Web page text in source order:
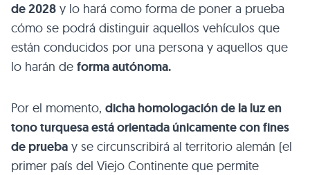
de 2028 y lo hará como forma de poner a prueba
cómo se podrá distinguir aquellos vehículos que
están conducidos por una persona y aquellos que
lo harán de forma autónoma.
Por el momento, dicha homologación de la luz en
tono turquesa está orientada únicamente con fines
de prueba y se circunscribirá al territorio alemán (el
primer país del Viejo Continente que permite